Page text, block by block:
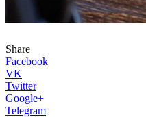
Share
Facebook
VK
Twitter
Google+
Telegram